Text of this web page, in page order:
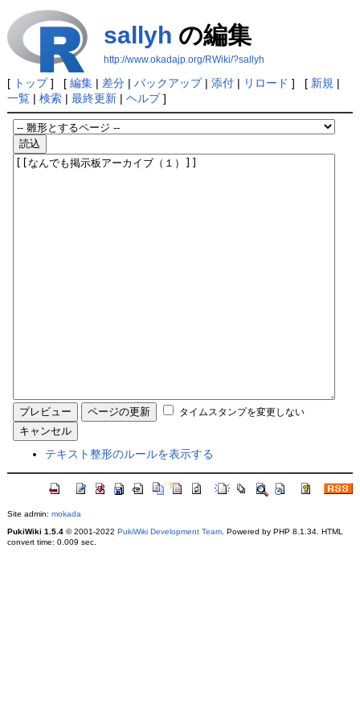
sallyh の編集
http://www.okadajp.org/RWiki/?sallyh
[ トップ] [ 編集| 差分| バックアップ| 添付| リロード ] [ 新規 |
一覧| 検索| 最終更新| ヘルプ]
タイムスタンプを変更しない
テキスト整形のルールを表示する
Site admin: mokada
PukiWiki 1.5.4© 2001-2022 PukiWiki Development Team. Powered by PHP 8.1.34. HTML
convert time: 0.009 sec.